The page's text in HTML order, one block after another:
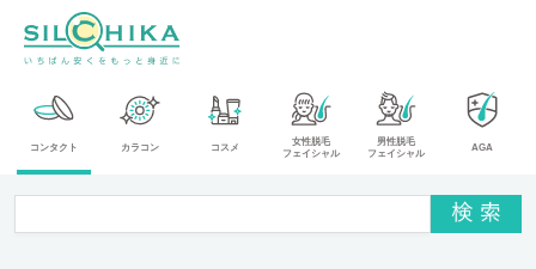
コンタクト カラコン コスメ
女性脱毛
フェイシャル
男性脱毛
フェイシャル
AGA
カ
テ
ゴ